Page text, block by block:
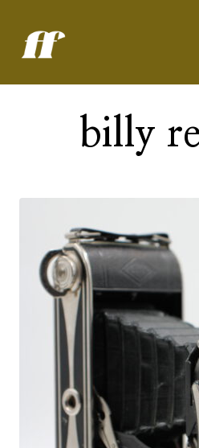
naar
inhoud
billy